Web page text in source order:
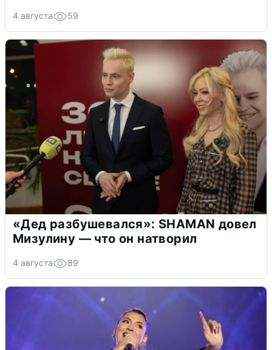
4 августа 59
«Дед разбушевался»: SHAMAN довел
Мизулину — что он натворил
4 августа 89